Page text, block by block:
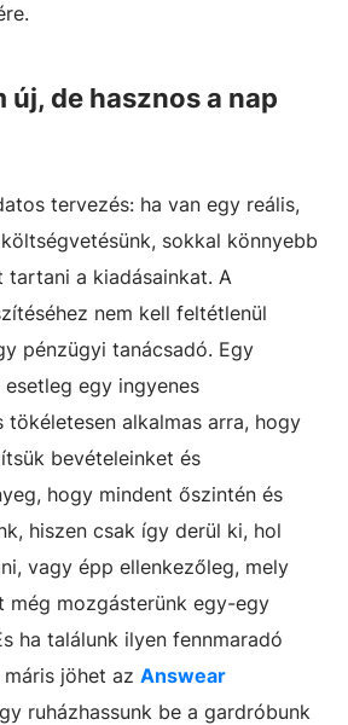
új, de hasznos a nap
tervezés: ha van egy reális,
sokkal könnyebb
tartani a kiadásainkat. A
nem kell feltétlenül
pénzügyi tanácsadó. Egy
egy ingyenes
tökéletesen alkalmas arra, hogy
bevételeinket és
hogy mindent őszintén és
hiszen csak így derül ki, hol
vagy épp ellenkezőleg, mely
még mozgásterünk egy-egy
ha találunk ilyen fennmaradó
jöhet az Answear
ruházhassunk be a gardróbunk